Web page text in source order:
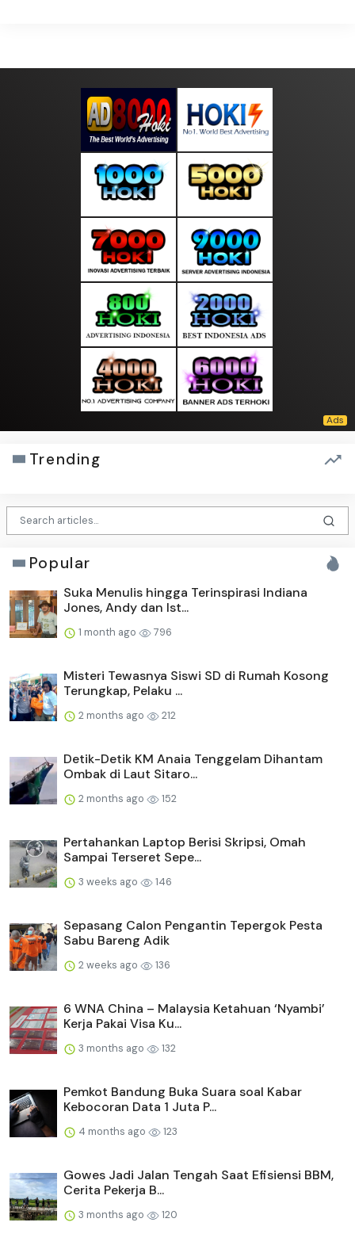
Trending
Popular
Suka Menulis hingga Terinspirasi Indiana
Jones, Andy dan Ist...
1 month ago 796
Misteri Tewasnya Siswi SD di Rumah Kosong
Terungkap, Pelaku ...
2 months ago 212
Detik-Detik KM Anaia Tenggelam Dihantam
Ombak di Laut Sitaro...
2 months ago 152
Pertahankan Laptop Berisi Skripsi, Omah
Sampai Terseret Sepe...
3 weeks ago 146
Sepasang Calon Pengantin Tepergok Pesta
Sabu Bareng Adik
2 weeks ago 136
6 WNA China – Malaysia Ketahuan ‘Nyambi’
Kerja Pakai Visa Ku...
3 months ago 132
Pemkot Bandung Buka Suara soal Kabar
Kebocoran Data 1 Juta P...
4 months ago 123
Gowes Jadi Jalan Tengah Saat Efisiensi BBM,
Cerita Pekerja B...
3 months ago 120